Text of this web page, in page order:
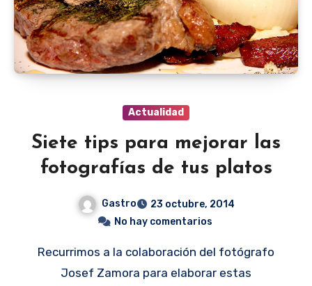
Actualidad
Siete tips para mejorar las
fotografías de tus platos
Gastro
23 octubre, 2014
No hay comentarios
Recurrimos a la colaboración del fotógrafo
Josef Zamora para elaborar estas